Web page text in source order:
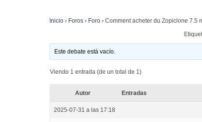
Inicio › Foros › Foro › Comment acheter du Zopiclone 7.5
Este debate está vacío.
Viendo 1 entrada (de un total de 1)
Autor Entradas
2025-07-31 a las 17:18